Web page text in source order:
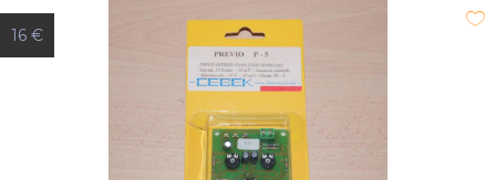
16 €